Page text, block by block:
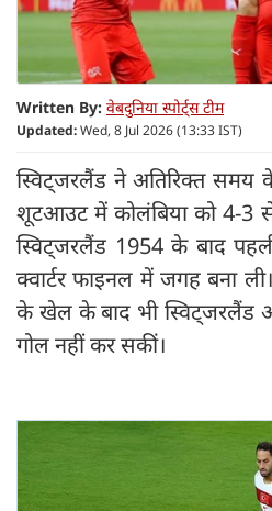
Written By: वेबदुनिया स्पोर्ट्स टीम
Updated:Wed, 8 Jul 2026 (13:33 IST)
स्विट्जरलैंड ने अतिरिक्त समय
शूटआउट में कोलंबिया को 4-3
स्विट्जरलैंड 1954 के बाद
क्वार्टर फाइनल में जगह बना
के खेल के बाद भी स्विट्जरलैंड
गोल नहीं कर सकीं।